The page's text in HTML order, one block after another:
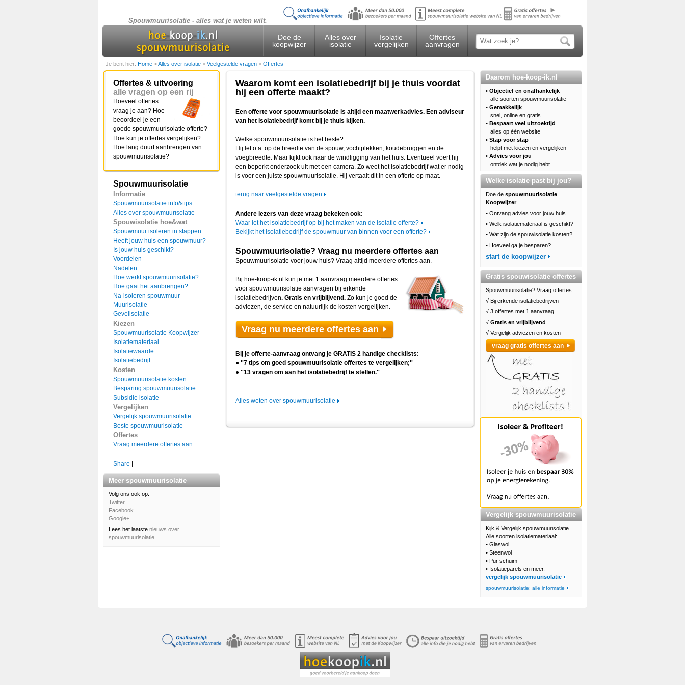
Spouwmuurisolatie - alles wat je weten wilt.
Doe de
koopwijzer
Alles over
isolatie
Isolatie
vergelijken
Offertes
aanvragen
Je bent hier: Home >Alles over isolatie > Veelgestelde vragen > Offertes
Offertes & uitvoering
alle vragen op een rij
Hoeveel offertes
vraag je aan? Hoe
beoordeel je een
goede spouwmuurisolatie offerte?
Hoe kun je offertes vergelijken?
Hoe lang duurt aanbrengen van
spouwmuurisolatie?
Spouwmuurisolatie
Informatie
Spouwmuurisolatie info&tips
Alles over spouwmuurisolatie
Spouwisolatie hoe&wat
Spouwmuur isoleren in stappen
Heeft jouw huis een spouwmuur?
Is jouw huis geschikt?
Voordelen
Nadelen
Hoe werkt spouwmuurisolatie?
Hoe gaat het aanbrengen?
Na-isoleren spouwmuur
Muurisolatie
Gevelisolatie
Kiezen
Spouwmuurisolatie Koopwijzer
Isolatiemateriaal
Isolatiewaarde
Isolatiebedrijf
Kosten
Spouwmuurisolatie kosten
Besparing spouwmuurisolatie
Subsidie isolatie
Vergelijken
Vergelijk spouwmuurisolatie
Beste spouwmuurisolatie
Offertes
Vraag meerdere offertes aan
Share
Meer spouwmuurisolatie
Volg ons ook op:
Twitter
Facebook
Google+
Lees het laatste nieuws over
spouwmuurisolatie
Waarom komt een isolatiebedrijf bij je thuis voordat
hij een offerte maakt?
Een offerte voor spouwmuurisolatie is altijd een maatwerkadvies. Een adviseur
van het isolatiebedrijf komt bij je thuis kijken.
Welke spouwmuurisolatie is het beste?
Hij let o.a. op de breedte van de spouw, vochtplekken, koudebruggen en de
voegbreedte. Maar kijkt ook naar de windligging van het huis. Eventueel voert hij
een beperkt onderzoek uit met een camera. Zo weet het isolatiebedrijf wat er nodig
is voor een juiste spouwmuurisolatie. Hij vertaalt dit in een offerte op maat.
terug naar veelgestelde vragen
Andere lezers van deze vraag bekeken ook:
Waar let het isolatiebedrijf op bij het maken van de isolatie offerte?
Bekijkt het isolatiebedrijf de spouwmuur van binnen voor een offerte?
Spouwmuurisolatie? Vraag nu meerdere offertes aan
Spouwmuurisolatie voor jouw huis? Vraag altijd meerdere offertes aan.
Bij hoe-koop-ik.nl kun je met 1 aanvraag meerdere offertes
voor spouwmuurisolatie aanvragen bij erkende
isolatiebedrijven. Gratis en vrijblijvend. Zo kun je goed de
adviezen, de service en natuurlijk de kosten vergelijken.
Vraag nu meerdere offertes aan
Bij je offerte-aanvraag ontvang je GRATIS 2 handige checklists:
● ''7 tips om goed spouwmuurisolatie offertes te vergelijken;''
● ''13 vragen om aan het isolatiebedrijf te stellen.''
Alles weten over spouwmuurisolatie
Daarom hoe-koop-ik.nl
• Objectief en onafhankelijk
alle soorten spouwmuurisolatie
• Gemakkelijk
snel, online en gratis
• Bespaart veel uitzoektijd
alles op één website
• Stap voor stap
helpt met kiezen en vergelijken
• Advies voor jou
ontdek wat je nodig hebt
Welke isolatie past bij jou?
Doe de spouwmuurisolatie
Koopwijzer
• Ontvang advies voor jouw huis.
• Welk isolatiemateriaal is geschikt?
• Wat zijn de spouwisolatie kosten?
• Hoeveel ga je besparen?
start de koopwijzer
Gratis spouwisolatie offertes
Spouwmuurisolatie? Vraag offertes.
√ Bij erkende isolatiebedrijven
√ 3 offertes met 1 aanvraag
√ Gratis en vrijblijvend
√ Vergelijk adviezen en kosten
vraag gratis offertes aan
Vergelijk spouwmuurisolatie
Kijk & Vergelijk spouwmuurisolatie.
Alle soorten isolatiemateriaal:
• Glaswol
• Steenwol
• Pur schuim
• Isolatieparels en meer.
vergelijk spouwmuurisolatie
spouwmuurisolatie: alle informatie